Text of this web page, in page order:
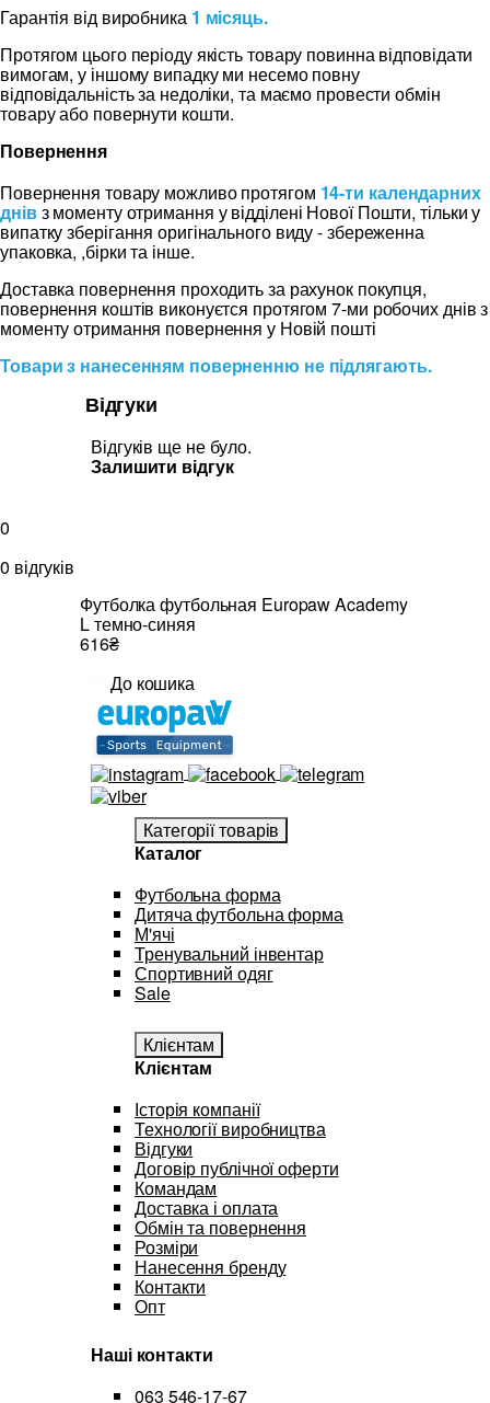
Гарантія від виробника 1 місяць.
Протягом цього періоду якість товару повинна відповідати
вимогам, у іншому випадку ми несемо повну
відповідальність за недоліки, та маємо провести обмін
товару або повернути кошти.
Повернення
Повернення товару можливо протягом 14-ти календарних
днівз моменту отримання у відділені Нової Пошти, тільки у
випатку зберігання оригінального виду - збереженна
упаковка, ,бірки та інше.
Доставка повернення проходить за рахунок покупця,
повернення коштів виконуєтся протягом 7-ми робочих днів з
моменту отримання повернення у Новій пошті
Товари з нанесенням поверненню не підлягають.
Відгуки
Відгуків ще не було.
Залишити відгук
0
0 відгуків
Футболка футбольная Europaw Academy
L темно-синяя
616₴
До кошика
Категорії товарів
Каталог
Футбольна форма
Дитяча футбольна форма
М'ячі
Тренувальний інвентар
Спортивний одяг
Sale
Клієнтам
Клієнтам
Історія компанії
Технології виробництва
Відгуки
Договір публічної оферти
Командам
Доставка і оплата
Обмін та повернення
Розміри
Нанесення бренду
Контакти
Опт
Наші контакти
063 546-17-67